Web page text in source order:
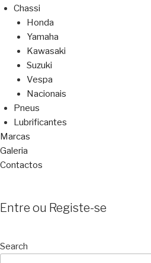
Chassi
Honda
Yamaha
Kawasaki
Suzuki
Vespa
Nacionais
Pneus
Lubrificantes
Marcas
Galeria
Contactos
Entre ou Registe-se
Search